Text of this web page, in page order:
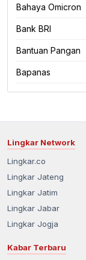
Bahaya Omicron
Bank BRI
Bantuan Pangan
Bapanas
Lingkar Network
Lingkar.co
Lingkar Jateng
Lingkar Jatim
Lingkar Jabar
Lingkar Jogja
Kabar Terbaru